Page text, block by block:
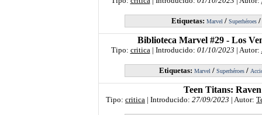
Etiquetas: Marvel/ Superhéroes/
Biblioteca Marvel #29 - Los
Tipo: critica| Introducido: 01/10/2023 | Autor:
Etiquetas: Marvel / Superhéroes /
Teen Titans: Raven
Tipo: critica | Introducido: 27/09/2023 | Autor: